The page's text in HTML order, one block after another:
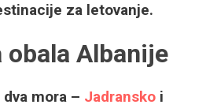
za letovanje.
obala Albanije
mora – Jadransko i